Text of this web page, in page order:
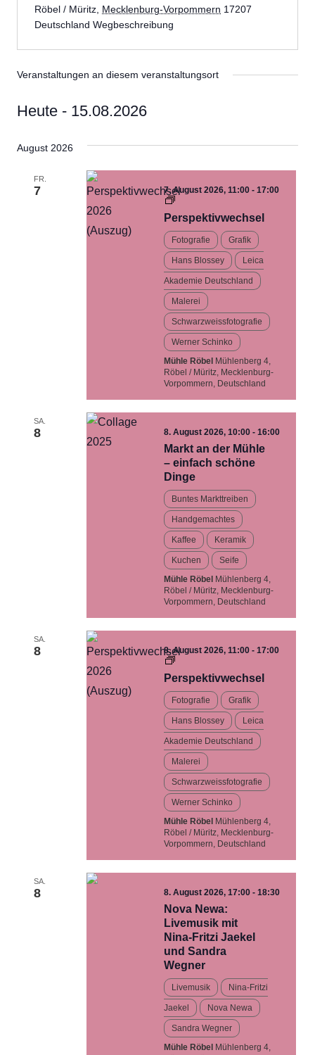
Röbel / Müritz Mecklenburg-Vorpommern 17207
Deutschland Wegbeschreibung
Veranstaltungen an diesem veranstaltungsort
Heute - 15.08.2026
wählen.
August 2026
FR.
7 7. August 2026, 11:00 -17:00
Perspektivwechsel…
Ausstellung
Perspektivwechsel
Fotografie Grafik
Hans Blossey Leica
Akademie Deutschland
Malerei
Schwarzweissfotografie
Werner Schinko
Mühle Röbel Mühlenberg 4,
Röbel / Müritz, Mecklenburg-
Vorpommern, Deutschland
SA.
8 8. August 2026, 10:00 -16:00
Markt an der Mühle
– einfach schöne
Dinge
Buntes Markttreiben
Handgemachtes
Kaffee Keramik
Kuchen
Seife
Mühle Röbel Mühlenberg 4,
Röbel / Müritz, Mecklenburg-
Vorpommern, Deutschland
SA.
8 8. August 2026, 11:00 -17:00
Perspektivwechsel…
Ausstellung
Perspektivwechsel
Fotografie Grafik
Hans Blossey Leica
Akademie Deutschland
Malerei
Schwarzweissfotografie
Werner Schinko
Mühle Röbel Mühlenberg 4,
Röbel / Müritz, Mecklenburg-
Vorpommern, Deutschland
SA.
8 8. August 2026, 17:00 -18:30
Nova Newa:
Livemusik mit
Nina-Fritzi Jaekel
und Sandra
Wegner
Livemusik Nina-Fritzi
Jaekel Nova Newa
Sandra Wegner
Mühle Röbel Mühlenberg 4,